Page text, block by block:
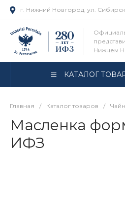
г. Нижний Новгород, ул.
Нижнем
КАТАЛОГ
Главная / Каталог товаров /
Масленка
ИФЗ